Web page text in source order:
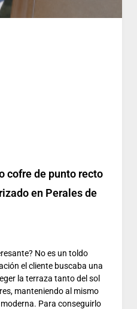
cofre de punto recto
en Perales de
No es un toldo
el cliente buscaba una
la terraza tanto del sol
manteniendo al mismo
Para conseguirlo